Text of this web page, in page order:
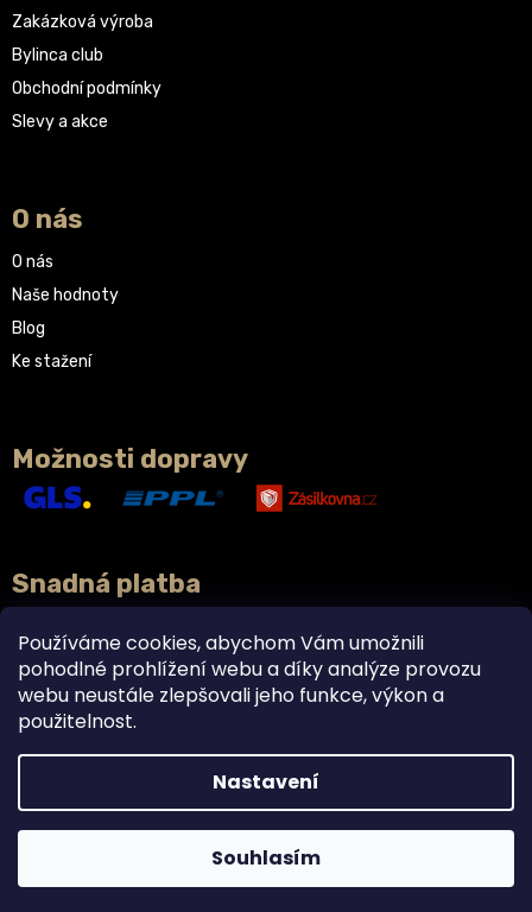
Používáme cookies, abychom Vám umožnili
pohodlné prohlížení webu a díky analýze provozu
webu neustále zlepšovali jeho funkce, výkon a
použitelnost.
Nastavení
Souhlasím
Doplňky stravy právě teď v akci 2+1 ZDARMA. 🌿
Krásné prázdniny! 🌿☀️
Zakázková výroba
Bylinca club
Obchodní podmínky
Slevy a akce
O nás
O nás
Naše hodnoty
Blog
Ke stažení
Možnosti dopravy
Snadná platba
Vytvořil Shoptet
BYLINCA. Všechna práva vyhrazena.